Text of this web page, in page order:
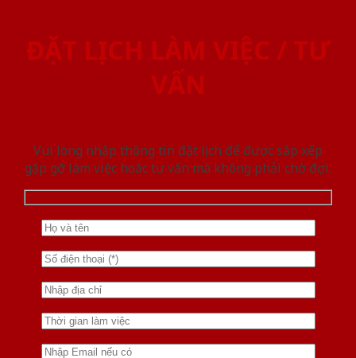
ĐẶT LỊCH LÀM VIỆC / TƯ
VẤN
Vui lòng nhập thông tin đặt lịch để được sắp xếp
gặp gỡ làm việc hoăc tư vấn mà không phải chờ đợi.